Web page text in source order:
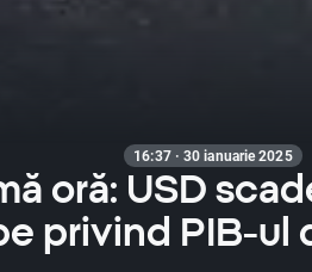
16:37 · 30 ianuarie 2025
oră: USD
privind PIB-ul